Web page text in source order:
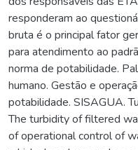
responderam ao
bruta é o principal fator
para atendimento ao
norma de potabilidade.
humano. Gestão e
potabilidade. SISAGUA.
The turbidity of filtered
of operational control of